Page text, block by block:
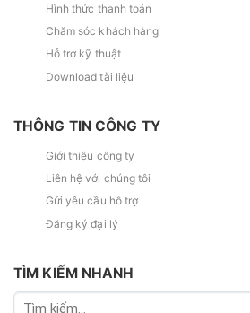
Hình thức thanh toán
Chăm sóc khách hàng
Hỗ trợ kỹ thuật
Download tài liệu
THÔNG TIN CÔNG TY
Giới thiệu công ty
Liên hệ với chúng tôi
Gửi yêu cầu hỗ trợ
Đăng ký đại lý
TÌM KIẾM NHANH
Tìm